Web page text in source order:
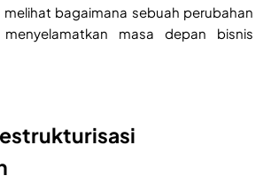
bagaimana sebuah perubahan
masa depan bisnis